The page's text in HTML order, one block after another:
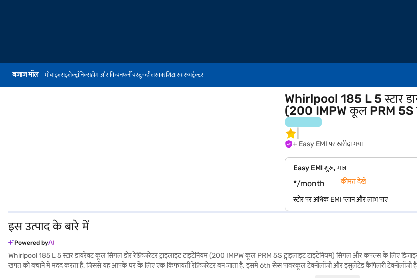
बजाज मॉल मोबाइल्सइलेक्ट्रॉनिक्सहोम और किचनफर्नीचरटू-व्हीलरकारशिक्षास्वास्थ्यट्रैक्टर
Whirlpool 185 L 5 स्टार
(200 IMPW कूल PRM 5S
+ Easy EMI पर खरीदा गया
Easy EMI शुरू, मात्र
*/month कीमत देखें
स्टोर पर अधिक EMI प्लान और लाभ पाएं
इस उत्पाद के बारे में
Powered by
Whirlpool 185 L 5 स्टार डायरेक्ट कूल सिंगल डोर रेफ्रिजरेटर ट्वाइलाइट टाइटेनियम (200 IMPW कूल PRM 5S ट्वाइलाइट टाइटेनियम) सिंगल और कपल्स के लिए
खपत को बचाने में मदद करता है, जिससे यह आपके घर के लिए एक किफायती रेफ्रिजरेटर बन जाता है. इसमें 6th सेंस पावरकूल टेक्नोलॉजी और इंसुलेटेड कैपिलरी टेक्नोलॉजी